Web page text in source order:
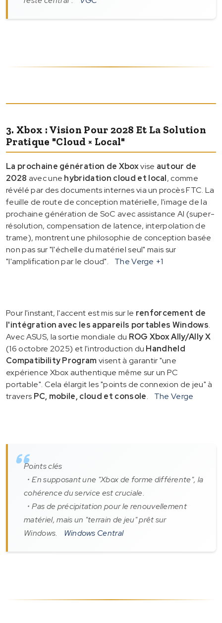
3. Xbox : Vision Pour 2028 Et La Solution
Pratique "Cloud × Local"
La prochaine génération de Xboxvise autour de
2028 avec une hybridation cloud et local, comme
révélé par des documents internes via un procès FTC. La
feuille de route de conception matérielle, l'image de la
prochaine génération de SoC avec assistance AI (super-
résolution, compensation de latence, interpolation de
trame), montrent une philosophie de conception basée
non pas sur "l'échelle du matériel seul" mais sur
"l'amplification par le cloud".
The Verge +1
Pour l'instant, l'accent est mis sur le renforcement de
l'intégration avec les appareils portables Windows.
Avec ASUS, la sortie mondiale du ROG Xbox Ally/Ally X
(16 octobre 2025) et l'introduction du Handheld
Compatibility Programvisent à garantir "une
expérience Xbox authentique même sur un PC
portable". Cela élargit les "points de connexion de jeu" à
travers PC, mobile, cloud et console. The Verge
Points clés
・En supposant une "Xbox de forme différente", la
cohérence du service est cruciale.
・Pas de précipitation pour le renouvellement
matériel, mais un "terrain de jeu" prêt sur
Windows.
Windows Central